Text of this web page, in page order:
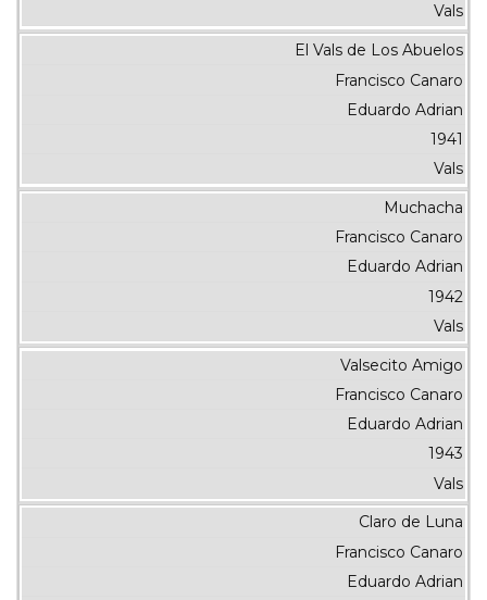
Vals
El Vals de Los Abuelos
Francisco Canaro
Eduardo Adrian
1941
Vals
Muchacha
Francisco Canaro
Eduardo Adrian
1942
Vals
Valsecito Amigo
Francisco Canaro
Eduardo Adrian
1943
Vals
Claro de Luna
Francisco Canaro
Eduardo Adrian